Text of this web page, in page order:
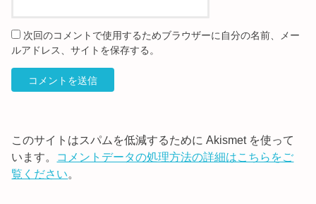
次回のコメントで使用するためブラウザーに自分の名前、メー
ルアドレス、サイトを保存する。
このサイトはスパムを低減するために Akismet を使って
います。 コメントデータの処理方法の詳細はこちらをご
覧ください。